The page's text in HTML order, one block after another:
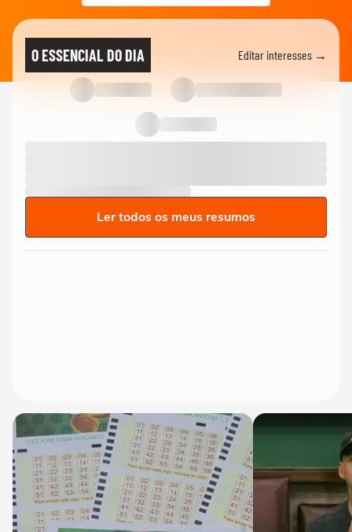
O ESSENCIAL DO DIA Editar interesses →
Ler todos os meus resumos